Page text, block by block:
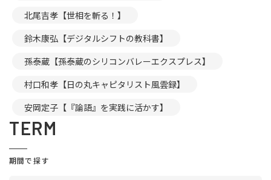
北尾吉孝【世相を斬る！】
鈴木康弘【デジタルシフトの教科書】
孫泰蔵【孫泰蔵のシリコンバレーエクスプレス】
村口和孝【日の丸キャピタリスト風雲録】
安岡定子【『論語』を実践に活かす】
TERM
期間で探す